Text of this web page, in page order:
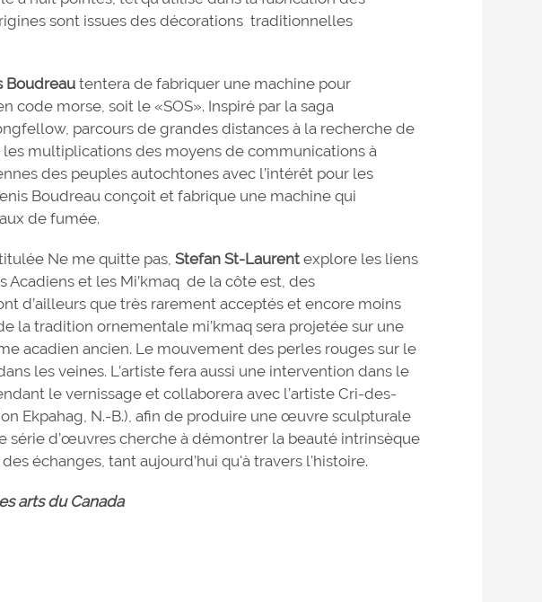
sont issues des décorations traditionnelles
Boudreau tentera de fabriquer une machine pour
code morse, soit le «SOS». Inspiré par la saga
parcours de grandes distances à la recherche de
multiplications des moyens de communications à
des peuples autochtones avec l’intérêt pour les
Boudreau conçoit et fabrique une machine qui
de fumée.
Ne me quitte pas,Stefan St-Laurent explore les liens
et les Mi’kmaq de la côte est, des
d’ailleurs que très rarement acceptés et encore moins
la tradition ornementale mi’kmaq sera projetée sur une
acadien ancien. Le mouvement des perles rouges sur le
les veines. L’artiste fera aussi une intervention dans le
le vernissage et collaborera avec l’artiste Cri-des-
Ekpahag, N.-B.), afin de produire une œuvre sculpturale
série d’œuvres cherche à démontrer la beauté intrinsèque
échanges, tant aujourd’hui qu'à travers l'histoire.
arts du Canada